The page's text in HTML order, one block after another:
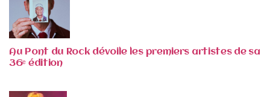
Au Pont du Rock dévoile les premiers artistes de sa
36ᵉ édition